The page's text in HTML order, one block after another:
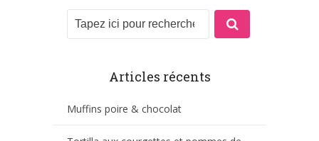
Articles récents
Muffins poire & chocolat